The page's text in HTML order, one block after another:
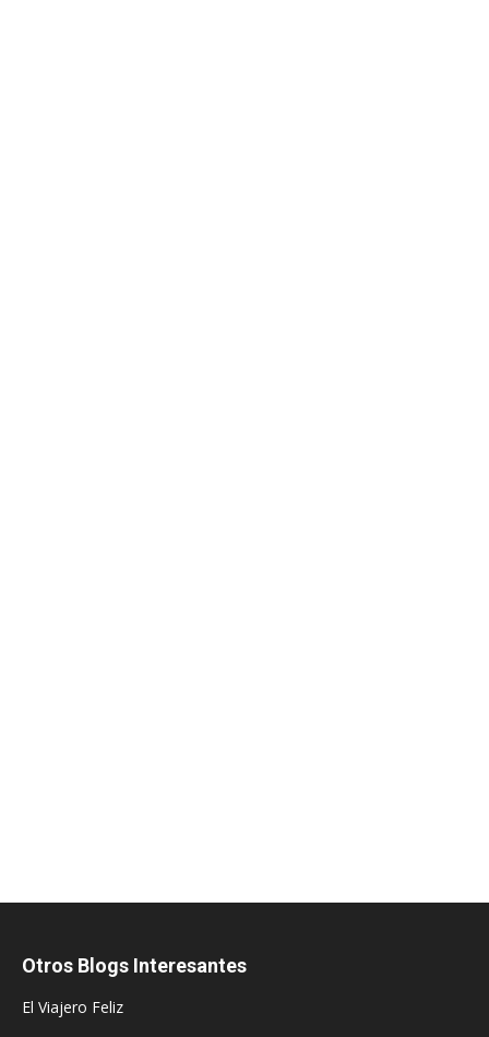
Otros Blogs Interesantes
El Viajero Feliz